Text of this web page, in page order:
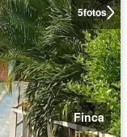
5fotos
Finca